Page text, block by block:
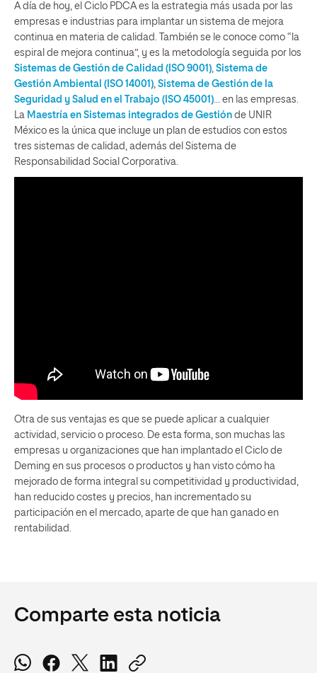
A día de hoy, el Ciclo PDCA es la estrategia más usada por las
empresas e industrias para implantar un sistema de mejora
continua en materia de calidad. También se le conoce como “la
espiral de mejora continua”, y es la metodología seguida por los
Sistemas de Gestión de Calidad (ISO 9001) Sistema de
Gestión Ambiental (ISO 14001) Sistema de Gestión de la
Seguridad y Salud en el Trabajo (ISO 45001) … en las empresas.
La Maestría en Sistemas integrados de Gestión de UNIR
México es la única que incluye un plan de estudios con estos
tres sistemas de calidad, además del Sistema de
Responsabilidad Social Corporativa.
Otra de sus ventajas es que se puede aplicar a cualquier
actividad, servicio o proceso. De esta forma, son muchas las
empresas u organizaciones que han implantado el Ciclo de
Deming en sus procesos o productos y han visto cómo ha
mejorado de forma integral su competitividad y productividad,
han reducido costes y precios, han incrementado su
participación en el mercado, aparte de que han ganado en
rentabilidad.
Comparte esta noticia